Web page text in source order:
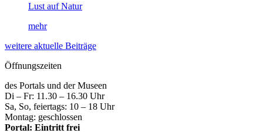
Lust auf Natur
mehr
weitere aktuelle Beiträge
Öffnungszeiten
des Portals und der Museen
Di – Fr: 11.30 – 16.30 Uhr
Sa, So, feiertags: 10 – 18 Uhr
Montag: geschlossen
Portal: Eintritt frei